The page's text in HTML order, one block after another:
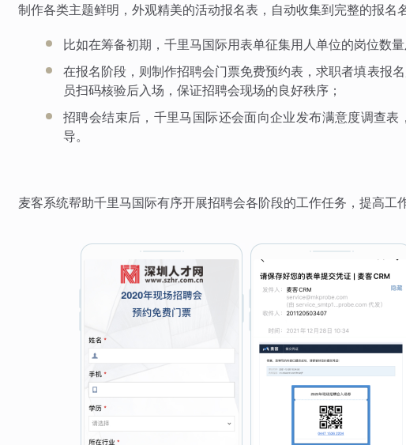
制作各类主题鲜明，外观精美的活动报名表，自动收集到完整的报名
比如在筹备初期，千里马国际用表单征集用人单位的岗位数
在报名阶段，则制作招聘会门票免费预约表，求职者填表报
员扫码核验后入场，保证招聘会现场的良好秩序；
招聘会结束后，千里马国际还会面向企业发布满意度调查
导。
麦客系统帮助千里马国际有序开展招聘会各阶段的工作任务，提高工